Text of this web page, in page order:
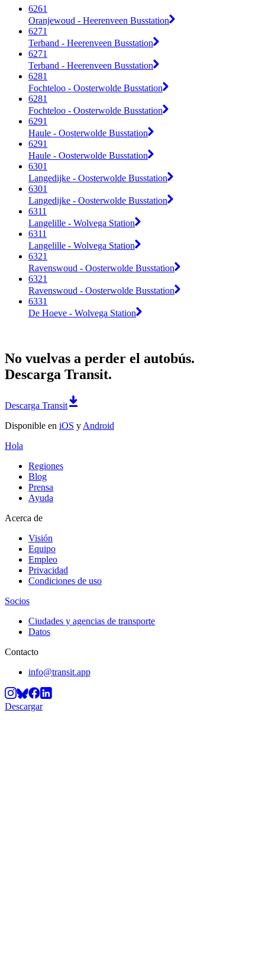
6261
Oranjewoud - Heerenveen Busstation
6271
Terband - Heerenveen Busstation
6271
Terband - Heerenveen Busstation
6281
Fochteloo - Oosterwolde Busstation
6281
Fochteloo - Oosterwolde Busstation
6291
Haule - Oosterwolde Busstation
6291
Haule - Oosterwolde Busstation
6301
Langedijke - Oosterwolde Busstation
6301
Langedijke - Oosterwolde Busstation
6311
Langelille - Wolvega Station
6311
Langelille - Wolvega Station
6321
Ravenswoud - Oosterwolde Busstation
6321
Ravenswoud - Oosterwolde Busstation
6331
De Hoeve - Wolvega Station
No vuelvas a perder el autobús.
Descarga Transit.
Descarga Transit
Disponible en iOS y Android
Hola
Regiones
Blog
Prensa
Ayuda
Acerca de
Visión
Equipo
Empleo
Privacidad
Condiciones de uso
Socios
Ciudades y agencias de transporte
Datos
Contacto
info@transit.app
Descargar